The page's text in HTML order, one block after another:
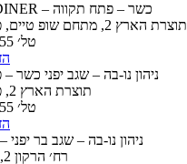
SEGEV DINER – כשר – פתח תקווה
תוצרת הארץ 2, מתחם שופ טיים, פתח תקווה
טל׳ 0732665555
ניהון נו-בה – שגב יפני כשר
תוצרת הארץ 2, פתח תקווה
טל׳ 0732665555
ניהון נו-בה – שגב בר יפני
רח׳ הרקון 2, הוד השרון